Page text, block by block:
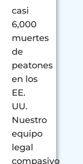
casi
6,000
muertes
de
peatones
en los
EE.
UU.
Nuestro
equipo
legal
compasivo